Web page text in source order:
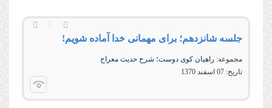
جلسه شانزدهم؛ برای مهمانی خدا آماده شویم!
مجموعه: راهیان کوی دوست؛ شرح حدیث معراج
تاریخ: 07 اسفند 1370